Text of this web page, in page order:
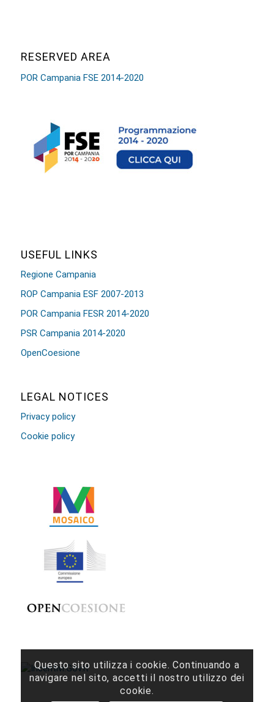
RESERVED AREA
POR Campania FSE 2014-2020
USEFUL LINKS
Regione Campania
ROP Campania ESF 2007-2013
POR Campania FESR 2014-2020
PSR Campania 2014-2020
OpenCoesione
LEGAL NOTICES
Privacy policy
Cookie policy
Questo sito utilizza i cookie. Continuando a
navigare nel sito, accetti il ​​nostro utilizzo dei
cookie.